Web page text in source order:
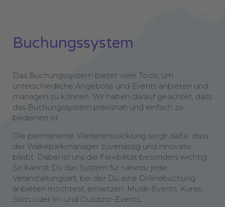
Buchungssystem
Das Buchungssystem bietet viele Tools, um
unterschiedliche Angebote und Events anbieten und
managen zu können. Wir haben darauf geachtet, dass
das Buchungssystem praxisnah und einfach zu
bedienen ist.
Die permanente Weiterentwicklung sorgt dafür, dass
der Wakeparkmanager zuverlässig und innovativ
bleibt. Dabei ist uns die Flexibilität besonders wichtig.
So kannst Du das System für nahezu jede
Veranstaltungsart, bei der Du eine Onlinebuchung
anbieten möchtest, einsetzen: Musik-Events, Kurse,
Slots oder In- und Outdoor-Events.